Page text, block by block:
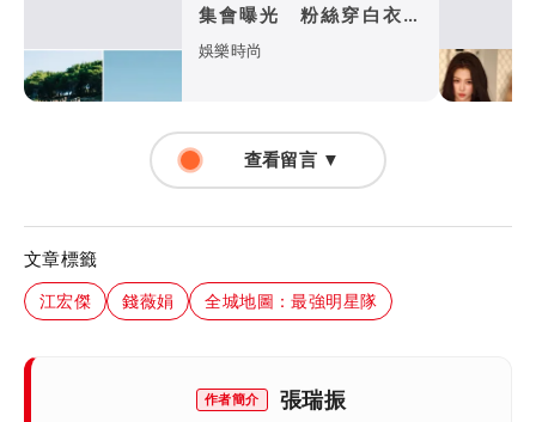
集會曝光 粉絲穿白衣朝
拜、邪教疑雲再起
娛樂時尚
查看留言 ▼
文章標籤
江宏傑 錢薇娟 全城地圖：最強明星隊
作者簡介 張瑞振